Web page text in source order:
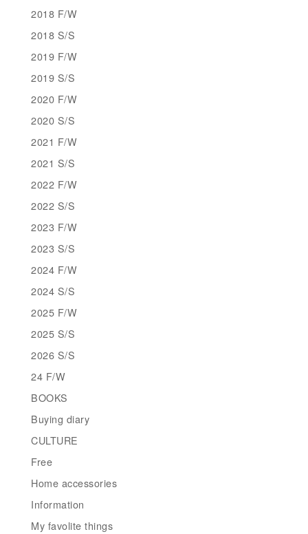
2018 F/W
2018 S/S
2019 F/W
2019 S/S
2020 F/W
2020 S/S
2021 F/W
2021 S/S
2022 F/W
2022 S/S
2023 F/W
2023 S/S
2024 F/W
2024 S/S
2025 F/W
2025 S/S
2026 S/S
24 F/W
BOOKS
Buying diary
CULTURE
Free
Home accessories
Information
My favolite things